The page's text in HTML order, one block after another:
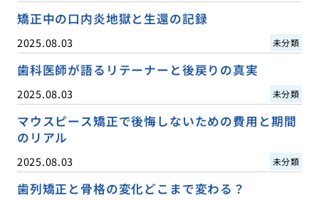
矯正中の口内炎地獄と生還の記録
2025.08.03 未分類
歯科医師が語るリテーナーと後戻りの真実
2025.08.03 未分類
マウスピース矯正で後悔しないための費用と期間
のリアル
2025.08.03 未分類
歯列矯正と骨格の変化どこまで変わる？